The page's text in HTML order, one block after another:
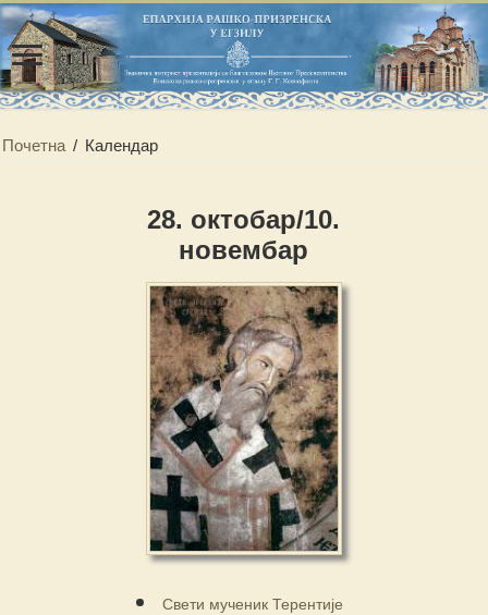
Почетна / Календар
28. октобар/10.
новембар
Свети мученик Терентије